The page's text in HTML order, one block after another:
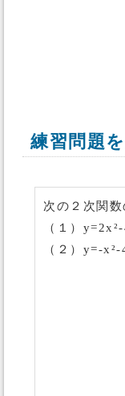
練習問題
次の２次関
（１）
（２）y=-x²-